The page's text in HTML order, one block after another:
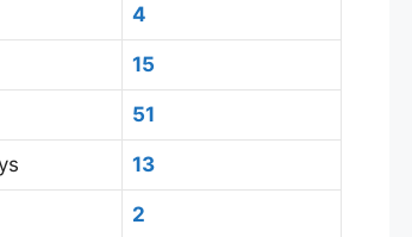
4
15
51
13
2